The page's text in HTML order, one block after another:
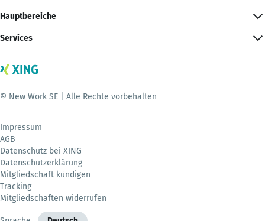
Hauptbereiche
Services
© New Work SE | Alle Rechte vorbehalten
Impressum
AGB
Datenschutz bei XING
Datenschutzerklärung
Mitgliedschaft kündigen
Tracking
Mitgliedschaften widerrufen